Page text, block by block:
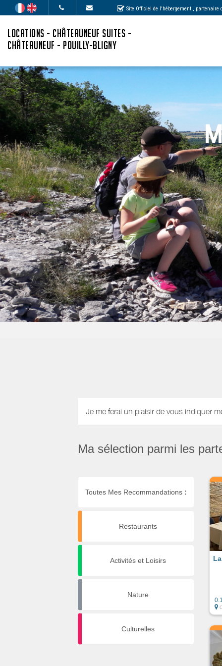
Site Officiel de l'hébergement , partenaire
LOCATIONS - CHÂTEAUNEUF SUITES -
CHÂTEAUNEUF - POUILLY-BLIGNY
Je me ferai un plaisir de vous indiquer
Ma sélection parmi les
Toutes Mes Recommandations :
Restaurants
Activités et Loisirs
Nature
Culturelles